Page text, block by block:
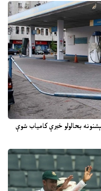
بحالولو خبرې کامیاب شوې